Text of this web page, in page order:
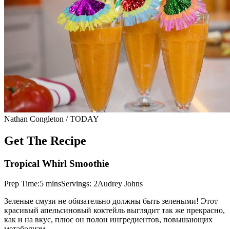
Nathan Congleton / TODAY
Get The Recipe
Tropical Whirl Smoothie
Prep Time:5 minsServings: 2Audrey Johns
Зеленые смузи не обязательно должны быть зелеными! Этот
красивый апельсиновый коктейль выглядит так же прекрасно,
как и на вкус, плюс он полон ингредиентов, повышающих